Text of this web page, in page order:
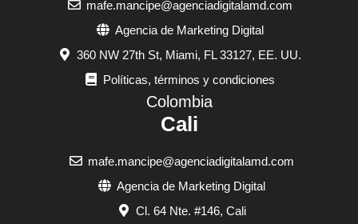
mafe.mancipe@agenciadigitalamd.com
Agencia de Marketing Digital
360 NW 27th St, Miami, FL 33127, EE. UU.
Políticas, términos y condiciones
Colombia
Cali
mafe.mancipe@agenciadigitalamd.com
Agencia de Marketing Digital
Cl. 64 Nte. #146, Cali